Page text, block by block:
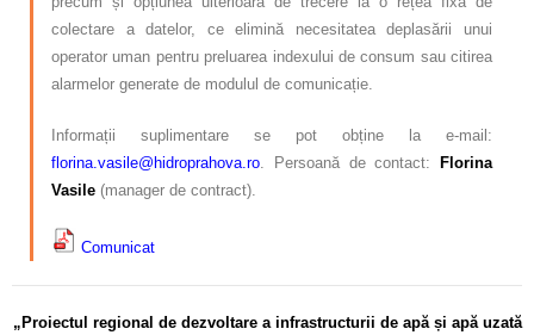
colectare a datelor, ce elimină necesitatea deplasării unui
operator uman pentru preluarea indexului de consum sau citirea
alarmelor generate de modulul de comunicație.
Informații suplimentare se pot obține la e-mail:
florina.vasile@hidroprahova.ro
Persoană de contact: Florina
Vasile (manager de contract).
Comunicat
„Proiectul regional de dezvoltare a infrastructurii de apă și apă uzată